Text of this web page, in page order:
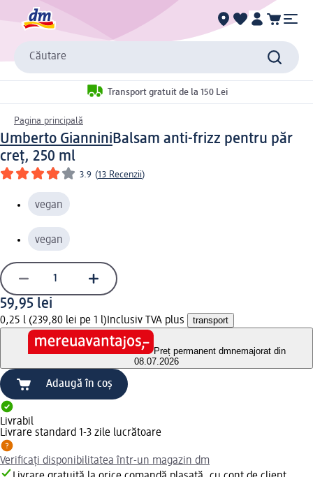
Căutare
Transport gratuit de la 150 Lei
Pagina principală
Umberto GianniniBalsam anti-frizz pentru păr
creț, 250 ml
3.9 (13 Recenzii)
vegan
vegan
59,95 lei
0,25 l (239,80 lei pe 1 l) Inclusiv TVA plus transport
Preț permanent dmnemajorat din
08.07.2026
Adaugă în coș
Livrabil
Livrare standard 1-3 zile lucrătoare
Verificați disponibilitatea într-un magazin dm